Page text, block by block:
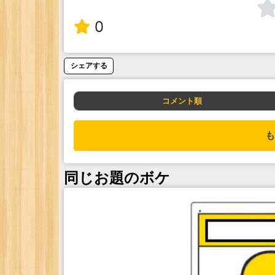
0
シェアする
コメント順
同じお題のボケ